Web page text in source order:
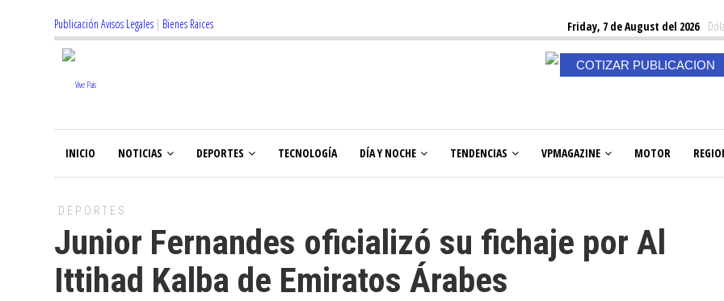
Publicación Avisos Legales | Bienes Raices Friday, 7 de August del 2026
COTIZAR PUBLICACION
INICIO NOTICIAS DEPORTES TECNOLOGÍA DÍA Y NOCHE TENDENCIAS VPMAGAZINE MOTOR
DEPORTES
Junior Fernandes oficializó su fichaje por Al
Ittihad Kalba de Emiratos Árabes